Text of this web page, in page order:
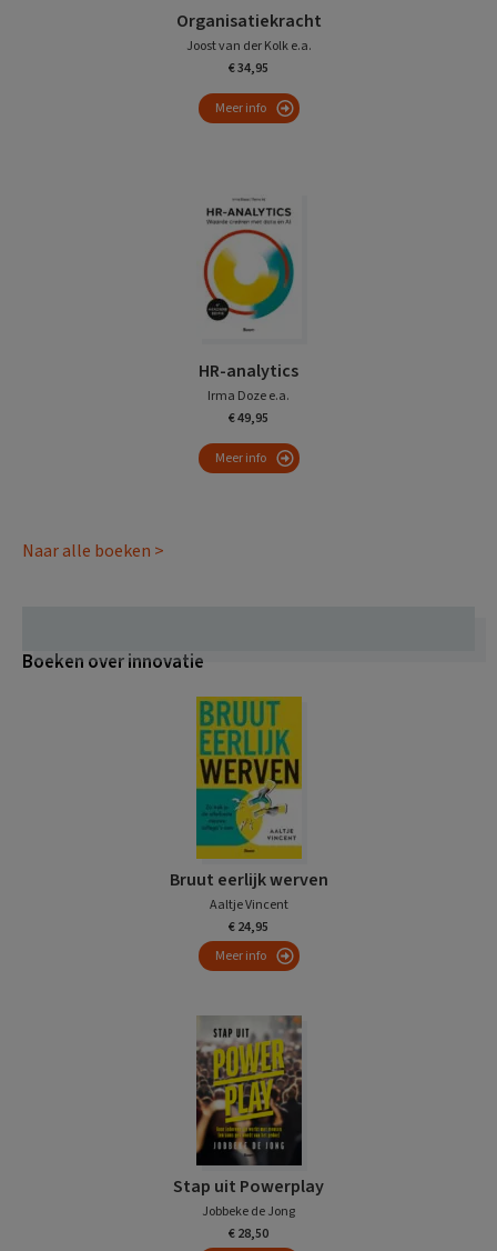
Organisatiekracht
Joost van der Kolk e.a.
€ 34,95
Meer info
HR-analytics
Irma Doze e.a.
€ 49,95
Meer info
Naar alle boeken >
Boeken over innovatie
Bruut eerlijk werven
Aaltje Vincent
€ 24,95
Meer info
Stap uit Powerplay
Jobbeke de Jong
€ 28,50